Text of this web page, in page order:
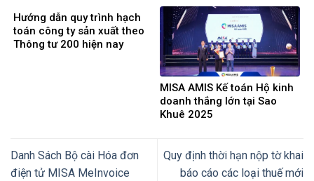
Hướng dẫn quy trình hạch
toán công ty sản xuất theo
Thông tư 200 hiện nay
MISA AMIS Kế toán Hộ kinh
doanh thắng lớn tại Sao
Khuê 2025
Danh Sách Bộ cài Hóa đơn
điện tử MISA MeInvoice
Quy định thời hạn nộp tờ khai
báo cáo các loại thuế mới